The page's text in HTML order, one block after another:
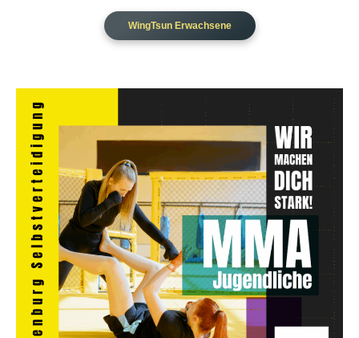
WingTsun Erwachsene